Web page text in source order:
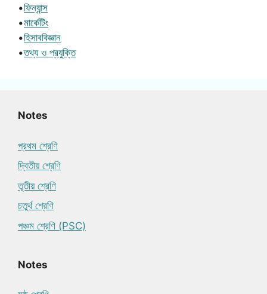
•ফিন্যান্স
•মার্কেটিং
•হিসাববিজ্ঞান
•তথ্য ও প্রযুক্তি
Notes
প্রথম শ্রেণি
দ্বিতীয় শ্রেণি
তৃতীয় শ্রেণি
চতুর্থ শ্রেণি
পঞ্চম শ্রেণি (PSC)
Notes